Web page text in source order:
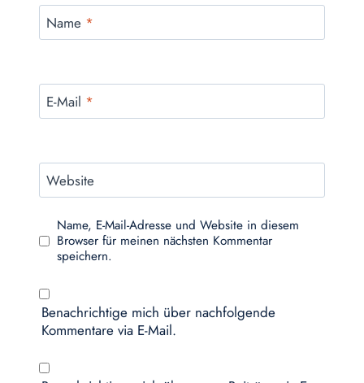
Name *
E-Mail *
Website
Name, E-Mail-Adresse und Website in diesem
Browser für meinen nächsten Kommentar
speichern.
Benachrichtige mich über nachfolgende
Kommentare via E-Mail.